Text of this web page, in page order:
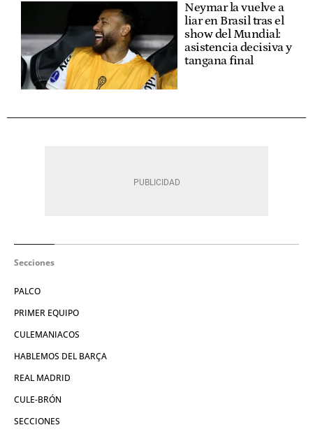
Neymar la vuelve a
liar en Brasil tras el
show del Mundial:
asistencia decisiva y
tangana final
Secciones
PALCO
PRIMER EQUIPO
CULEMANIACOS
HABLEMOS DEL BARÇA
REAL MADRID
CULE-BRÓN
SECCIONES